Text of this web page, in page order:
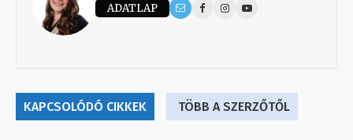
ADATLAP
KAPCSOLÓDÓ CIKKEK TÖBB A SZERZŐTŐL